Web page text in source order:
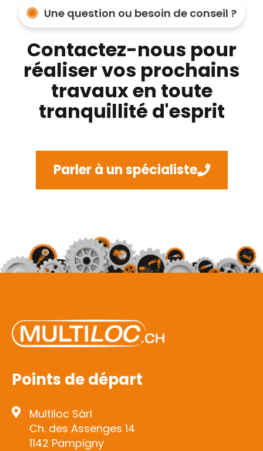
Une question ou besoin de conseil ?
Contactez-nous pour
réaliser vos prochains
travaux en toute
tranquillité d'esprit
Parler à un spécialiste
Points de départ
Multiloc Sàrl
Ch. des Assenges 14
1142 Pampigny